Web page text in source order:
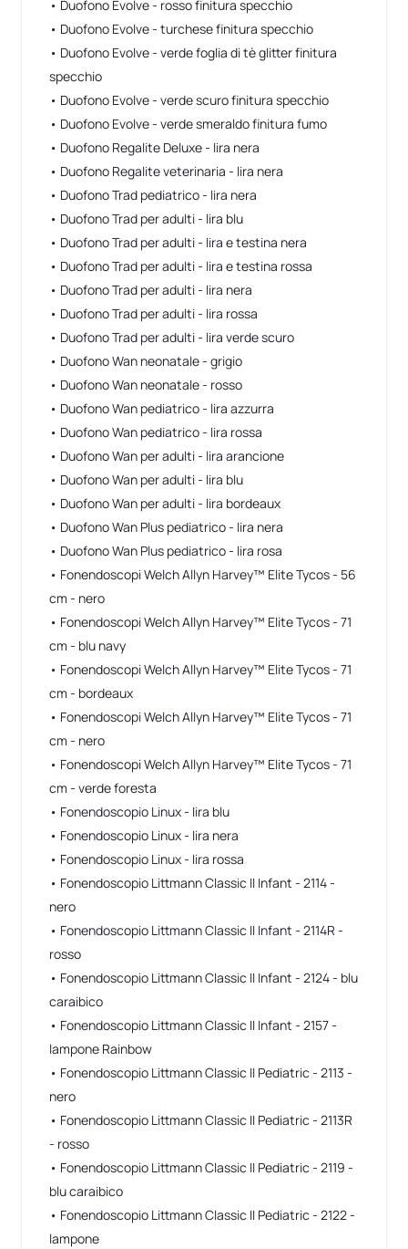
• Duofono Evolve - rosso finitura specchio
• Duofono Evolve - turchese finitura specchio
• Duofono Evolve - verde foglia di tè glitter finitura
specchio
• Duofono Evolve - verde scuro finitura specchio
• Duofono Evolve - verde smeraldo finitura fumo
• Duofono Regalite Deluxe - lira nera
• Duofono Regalite veterinaria - lira nera
• Duofono Trad pediatrico - lira nera
• Duofono Trad per adulti - lira blu
• Duofono Trad per adulti - lira e testina nera
• Duofono Trad per adulti - lira e testina rossa
• Duofono Trad per adulti - lira nera
• Duofono Trad per adulti - lira rossa
• Duofono Trad per adulti - lira verde scuro
• Duofono Wan neonatale - grigio
• Duofono Wan neonatale - rosso
• Duofono Wan pediatrico - lira azzurra
• Duofono Wan pediatrico - lira rossa
• Duofono Wan per adulti - lira arancione
• Duofono Wan per adulti - lira blu
• Duofono Wan per adulti - lira bordeaux
• Duofono Wan Plus pediatrico - lira nera
• Duofono Wan Plus pediatrico - lira rosa
• Fonendoscopi Welch Allyn Harvey™ Elite Tycos - 56
cm - nero
• Fonendoscopi Welch Allyn Harvey™ Elite Tycos - 71
cm - blu navy
• Fonendoscopi Welch Allyn Harvey™ Elite Tycos - 71
cm - bordeaux
• Fonendoscopi Welch Allyn Harvey™ Elite Tycos - 71
cm - nero
• Fonendoscopi Welch Allyn Harvey™ Elite Tycos - 71
cm - verde foresta
• Fonendoscopio Linux - lira blu
• Fonendoscopio Linux - lira nera
• Fonendoscopio Linux - lira rossa
• Fonendoscopio Littmann Classic II Infant - 2114 -
nero
• Fonendoscopio Littmann Classic II Infant - 2114R -
rosso
• Fonendoscopio Littmann Classic II Infant - 2124 - blu
caraibico
• Fonendoscopio Littmann Classic II Infant - 2157 -
lampone Rainbow
• Fonendoscopio Littmann Classic II Pediatric - 2113 -
nero
• Fonendoscopio Littmann Classic II Pediatric - 2113R
- rosso
• Fonendoscopio Littmann Classic II Pediatric - 2119 -
blu caraibico
• Fonendoscopio Littmann Classic II Pediatric - 2122 -
lampone